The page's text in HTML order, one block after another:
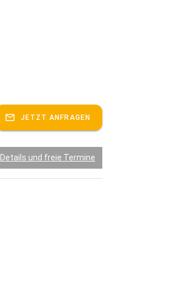
JETZT ANFRAGEN
Details und freie Termine